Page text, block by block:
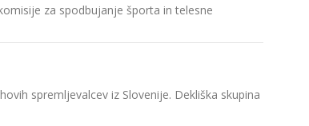
za spodbujanje športa in telesne
spremljevalcev iz Slovenije. Dekliška skupina